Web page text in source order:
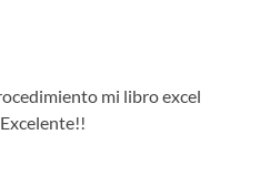
mi libro excel